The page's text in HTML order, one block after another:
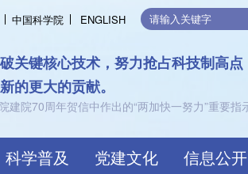
中国科学院 ENGLISH
，支持可持续发展
共创价值
科学普及 党建文化 信息公开